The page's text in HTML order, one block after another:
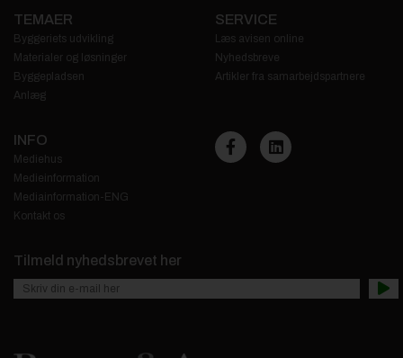
TEMAER
Byggeriets udvikling
Materialer og løsninger
Byggepladsen
Anlæg
SERVICE
Læs avisen online
Nyhedsbreve
Artikler fra samarbejdspartnere
INFO
Mediehus
Medieinformation
Mediainformation-ENG
Kontakt os
Tilmeld nyhedsbrevet her